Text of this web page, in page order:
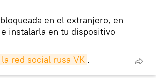
en el extranjero, en
instalarla en tu dispositivo
red social rusa VK .